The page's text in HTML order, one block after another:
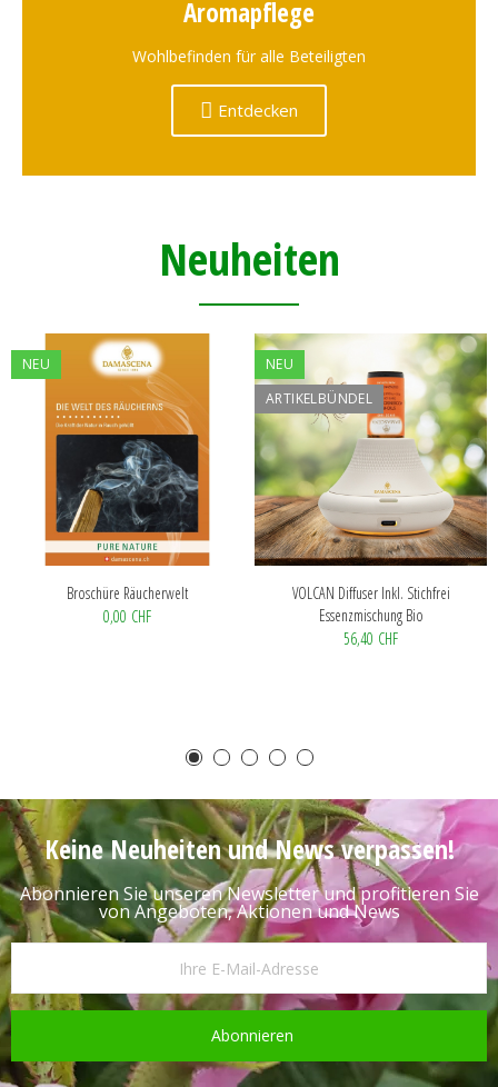
Aromapflege
Wohlbefinden für alle Beteiligten
Entdecken
Neuheiten
NEU
Broschüre Räucherwelt
0,00 CHF
NEU
ARTIKELBÜNDEL
VOLCAN Diffuser Inkl. Stichfrei
Essenzmischung Bio
56,40 CHF
Keine Neuheiten und News verpassen!
Abonnieren Sie unseren Newsletter und profitieren Sie
von Angeboten, Aktionen und News
Abonnieren